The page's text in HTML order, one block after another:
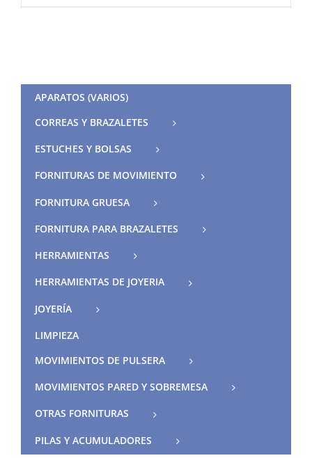
APARATOS (VARIOS)
CORREAS Y BRAZALETES
ESTUCHES Y BOLSAS
FORNITURAS DE MOVIMIENTO
FORNITURA GRUESA
FORNITURA PARA BRAZALETES
HERRAMIENTAS
HERRAMIENTAS DE JOYERIA
JOYERÍA
LIMPIEZA
MOVIMIENTOS DE PULSERA
MOVIMIENTOS PARED Y SOBREMESA
OTRAS FORNITURAS
PILAS Y ACUMULADORES